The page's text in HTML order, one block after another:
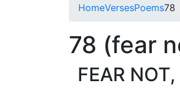
HomeVersesPoems78
78 (fear
FEAR